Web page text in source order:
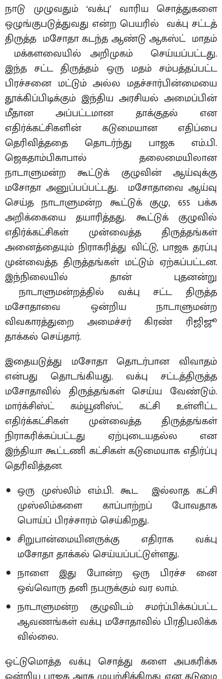
நாடு முழுவதும் ‘வக்பு’ வாரிய சொத்துகளை
ஒழுங்குபடுத்துவது என்ற பெயரில் வக்பு சட்டத்
திருத்த மசோதா கடந்த ஆண்டு ஆகஸ்ட் மாதம்
மக்களவையில் அறிமுகம் செய்யப்பட்டது.
இந்த சட்ட திருத்தம் ஒரு மதம் சம்பத்தப்பட்ட
பிரச்சனை மட்டும் அல்ல மதச்சார்பின்மையை
தூக்கிப்பிடிக்கும் இந்திய அரசியல் அமைப்பின்
மீதான அப்பட்டமான தாக்குதல் என
எதிர்க்கட்சிகளின் கடுமையான எதிப்பை
தெரிவித்ததை தொடர்ந்து பாஜக எம்.பி.
ஜெகதாம்பிகாபால் தலைமையிலான
நாடாளுமன்ற கூட்டுக் குழுவின் ஆய்வுக்கு
மசோதா அனுப்பப்பட்டது. மசோதாவை ஆய்வு
செய்த நாடாளுமன்ற கூட்டுக் குழு, 655 பக்க
அறிக்கையை தயாரித்தது. கூட்டுக் குழுவில்
எதிர்க்கட்சிகள் முன்வைத்த திருத்தங்கள்
அனைத்தையும் நிராகரித்து விட்டு, பாஜக தரப்பு
முன்வைத்த திருத்தங்கள் மட்டும் ஏற்கப்பட்டன.
இந்நிலையில் தான் புதனன்று
நாடாளுமன்றத்தில் வக்பு சட்ட திருத்த
மசோதாவை ஒன்றிய நாடாளுமன்ற
விவகாரத்துறை அமைச்சர் கிரண் ரிஜிஜூ
தாக்கல் செய்தார்.
இதையடுத்து மசோதா தொடர்பான விவாதம்
என்பது தொடங்கியது. வக்பு சட்டத்திருத்த
மசோதாவில் திருத்தங்கள் செய்ய வேண்டும்.
மார்க்சிஸ்ட் கம்யூனிஸ்ட் கட்சி உள்ளிட்ட
எதிர்க்கட்சிகள் முன்வைத்த திருத்தங்கள்
நிராகரிக்கப்பட்டது ஏற்புடையதல்ல என
இந்தியா கூட்டணி கட்சிகள் கடுமையாக எதிர்ப்பு
தெரிவித்தன.
ஒரு முஸ்லிம் எம்.பி. கூட இல்லாத கட்சி
முஸ்லிம்களை காப்பாற்றப் போவதாக
பொய்ப் பிரச்சாரம் செய்கிறது.
சிறுபான்மையினருக்கு எதிராக வக்பு
மசோதா தாக்கல் செய்யப்பட்டுள்ளது.
நாளை இது போன்ற ஒரு பிரச்ச னை
ஒவ்வொரு தனி நபருக்கும் வர லாம்.
நாடாளுமன்ற குழுவிடம் சமர்ப்பிக்கப்பட்ட
ஆவணங்கள் வக்பு மசோதாவில் பிரதிபலிக்க
வில்லை.
ஒட்டுமொத்த வக்பு சொத்து களை அபகரிக்க